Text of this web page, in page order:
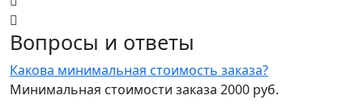
Вопросы и ответы
Какова минимальная стоимость заказа?
Минимальная стоимости заказа 2000 руб.